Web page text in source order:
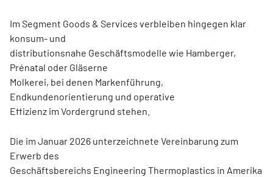
Im Segment Goods & Services verbleiben hingegen klar
konsum- und
distributionsnahe Geschäftsmodelle wie Hamberger,
Prénatal oder Gläserne
Molkerei, bei denen Markenführung,
Endkundenorientierung und operative
Effizienz im Vordergrund stehen.
Die im Januar 2026 unterzeichnete Vereinbarung zum
Erwerb des
Geschäftsbereichs Engineering Thermoplastics in Amerika